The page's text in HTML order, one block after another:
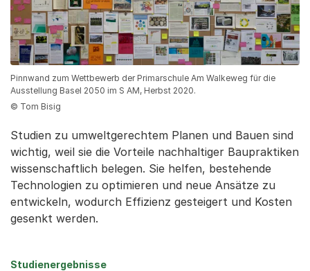
Pinnwand zum Wettbewerb der Primarschule Am Walkeweg für die
Ausstellung Basel 2050 im S AM, Herbst 2020.
© Tom Bisig
Studien zu umweltgerechtem Planen und Bauen sind
wichtig, weil sie die Vorteile nachhaltiger Baupraktiken
wissenschaftlich belegen. Sie helfen, bestehende
Technologien zu optimieren und neue Ansätze zu
entwickeln, wodurch Effizienz gesteigert und Kosten
gesenkt werden.
Studienergebnisse